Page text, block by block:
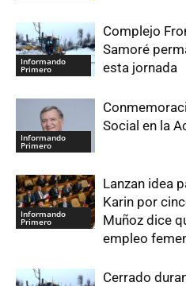
Informando
Primero
Complejo
Samoré
esta jornada
Informando
Primero
Social en la
Informando
Primero
Lanzan idea
Karin por
Muñoz dice
empleo
Cerrado